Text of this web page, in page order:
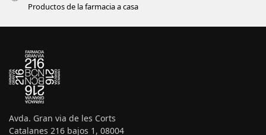
Productos de la farmacia a casa
Avda. Gran via de les Corts
Catalanes 216 bajos 1, 08004